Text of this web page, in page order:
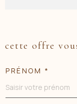
cette offre
PRÉNOM *